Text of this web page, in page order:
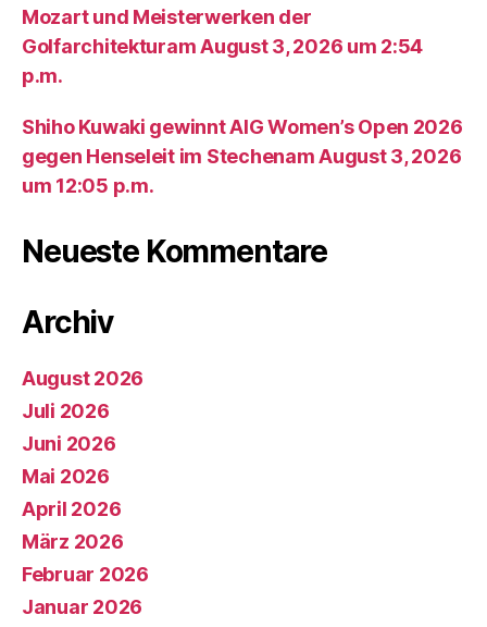
Mozart und Meisterwerken der
Golfarchitekturam August 3, 2026 um 2:54
p.m.
Shiho Kuwaki gewinnt AIG Women’s Open 2026
gegen Henseleit im Stechenam August 3, 2026
um 12:05 p.m.
Neueste Kommentare
Archiv
August 2026
Juli 2026
Juni 2026
Mai 2026
April 2026
März 2026
Februar 2026
Januar 2026